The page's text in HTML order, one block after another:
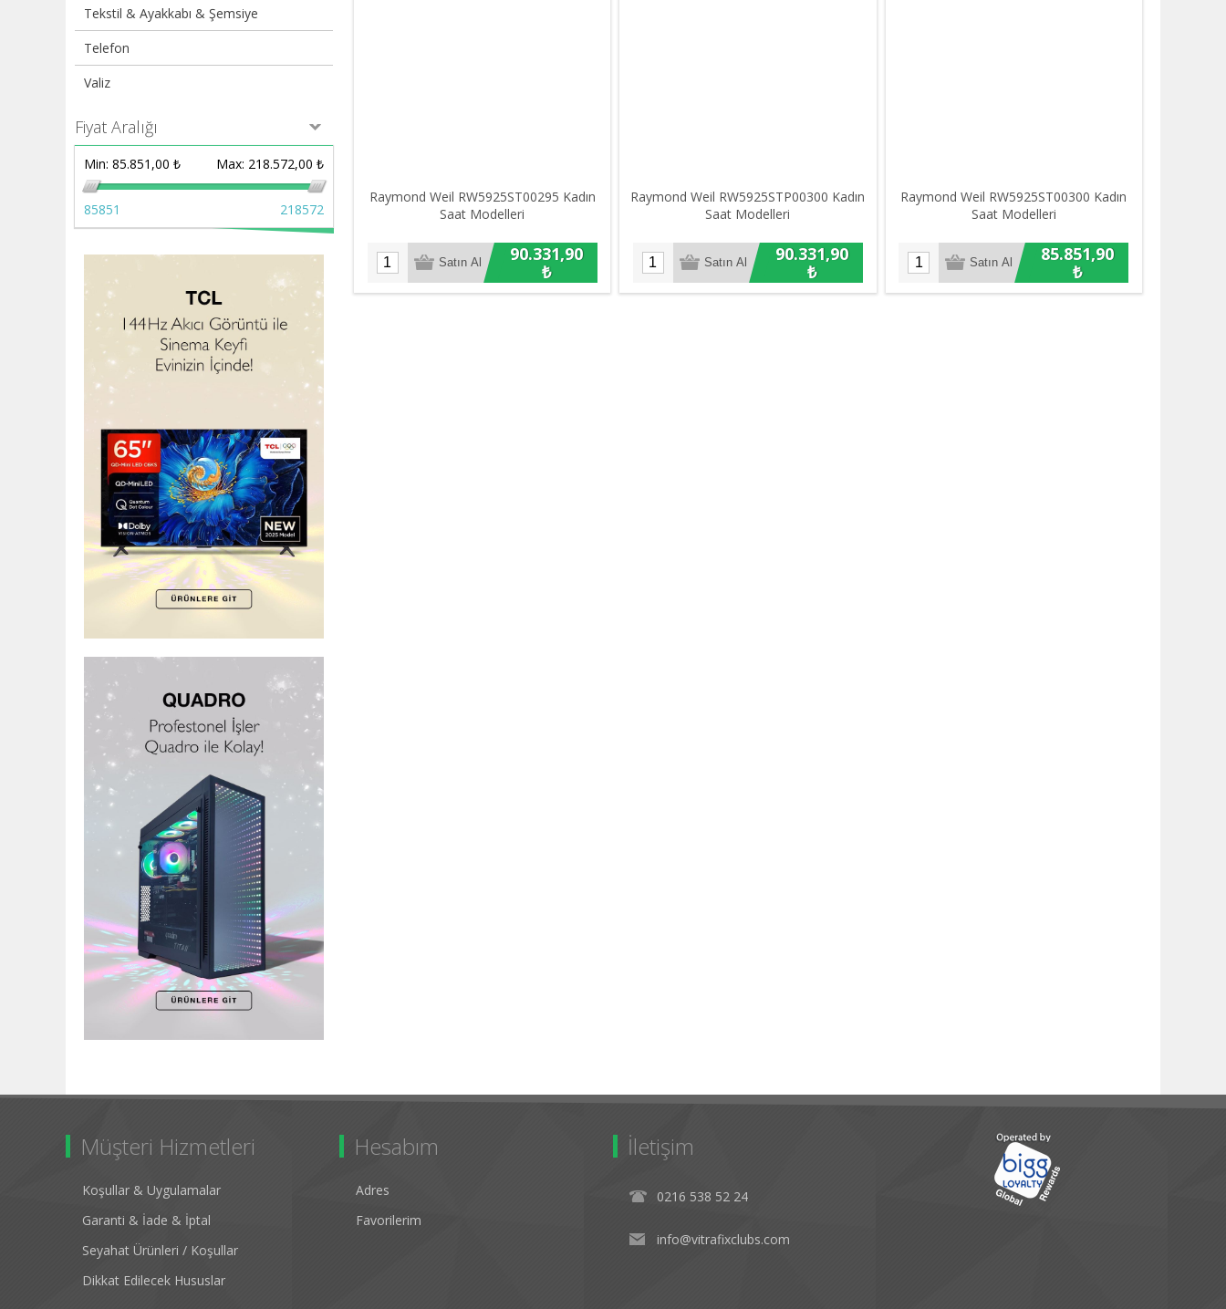
Tekstil & Ayakkabı & Şemsiye
Telefon
Valiz
Fiyat Aralığı
Min: 85.851,00 ₺ Max: 218.572,00 ₺
85851 218572
Raymond Weil RW5925ST00295 Kadın
Saat Modelleri
90.331,90
₺
Raymond Weil RW5925STP00300 Kadın
Saat Modelleri
90.331,90
₺
Raymond Weil RW5925ST00300 Kadın
Saat Modelleri
85.851,90
₺
Müşteri Hizmetleri
Koşullar & Uygulamalar
Garanti & İade & İptal
Seyahat Ürünleri / Koşullar
Dikkat Edilecek Hususlar
Hesabım
Adres
Favorilerim
İletişim
0216 538 52 24
info@vitrafixclubs.com